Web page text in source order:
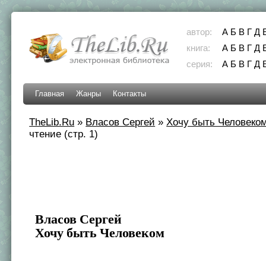
автор: А Б В Г Д
книга:
А Б В Г Д
серия:
А Б В Г Д
Главная Жанры Контакты
TheLib.Ru » Власов Сергей »Хочу быть
чтение (стр. 1)
Власов Сергей
Хочу быть Человеком